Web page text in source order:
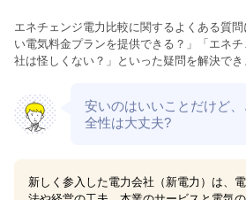
エネチェンジ電力比較に関するよくある質
い電気料金プランを提供できる？」「エネ
社は怪しくない？」といった疑問を解決でき
安いのはいいことだけど
全性は大丈夫?
新しく参入した電力会社（新電力）は、